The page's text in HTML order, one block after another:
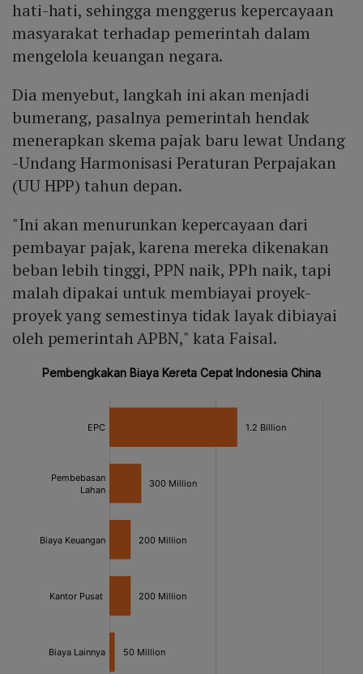
hati-hati, sehingga menggerus kepercayaan
masyarakat terhadap pemerintah dalam
mengelola keuangan negara.
Dia menyebut, langkah ini akan menjadi
bumerang, pasalnya pemerintah hendak
menerapkan skema pajak baru lewat Undang
-Undang Harmonisasi Peraturan Perpajakan
(UU HPP) tahun depan.
"Ini akan menurunkan kepercayaan dari
pembayar pajak, karena mereka dikenakan
beban lebih tinggi, PPN naik, PPh naik, tapi
malah dipakai untuk membiayai proyek-
proyek yang semestinya tidak layak dibiayai
oleh pemerintah APBN," kata Faisal.